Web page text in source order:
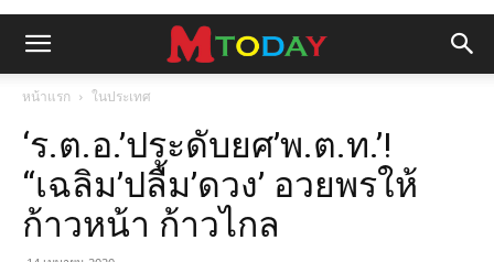
หน้าแรก ในประเทศ
‘ร.ต.อ.’ประดับยศ’พ.ต.ท.’!
“เฉลิม’ปลื้ม’ดวง’ อวยพรให้
ก้าวหน้า ก้าวไกล